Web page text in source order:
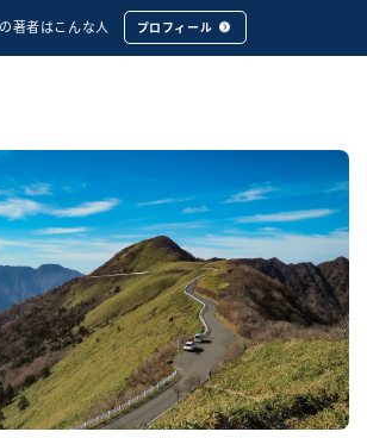
著者はこんな人 プロフィール